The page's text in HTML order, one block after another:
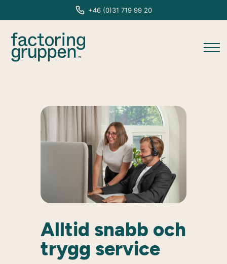
+46 (0)31 719 99 20
Alltid snabb och
trygg service